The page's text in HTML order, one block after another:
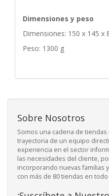
Dimensiones y peso
Dimensiones: 150 x 145 x
Peso: 1300 g
Sobre Nosotros
Somos una cadena de
trayectoria de un equipo
experiencia en el sector
las necesidades del cliente,
incorporando nuevas familias
con más de 80 tiendas en